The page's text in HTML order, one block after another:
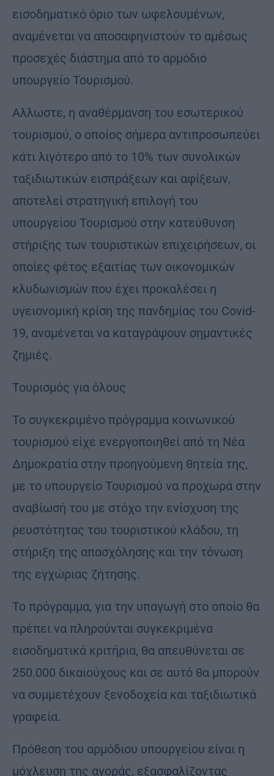
εισοδηματικό όριο των ωφελουμένων,
αναμένεται να αποσαφηνιστούν το αμέσως
προσεχές διάστημα από το αρμόδιο
υπουργείο Τουρισμού.
Αλλωστε, η αναθέρμανση του εσωτερικού
τουρισμού, ο οποίος σήμερα αντιπροσωπεύει
κάτι λιγότερο από το 10% των συνολικών
ταξιδιωτικών εισπράξεων και αφίξεων,
αποτελεί στρατηγική επιλογή του
υπουργείου Τουρισμού στην κατεύθυνση
στήριξης των τουριστικών επιχειρήσεων, οι
οποίες φέτος εξαιτίας των οικονομικών
κλυδωνισμών που έχει προκαλέσει η
υγειονομική κρίση της πανδημίας του Covid-
19, αναμένεται να καταγράψουν σημαντικές
ζημιές.
Τουρισμός για όλους
Το συγκεκριμένο πρόγραμμα κοινωνικού
τουρισμού είχε ενεργοποιηθεί από τη Νέα
Δημοκρατία στην προηγούμενη θητεία της,
με το υπουργείο Τουρισμού να προχωρά στην
αναβίωσή του με στόχο την ενίσχυση της
ρευστότητας του τουριστικού κλάδου, τη
στήριξη της απασχόλησης και την τόνωση
της εγχώριας ζήτησης.
Το πρόγραμμα, για την υπαγωγή στο οποίο θα
πρέπει να πληρούνται συγκεκριμένα
εισοδηματικά κριτήρια, θα απευθύνεται σε
250.000 δικαιούχους και σε αυτό θα μπορούν
να συμμετέχουν ξενοδοχεία και ταξιδιωτικά
γραφεία.
Πρόθεση του αρμόδιου υπουργείου είναι η
μόχλευση της αγοράς, εξασφαλίζοντας